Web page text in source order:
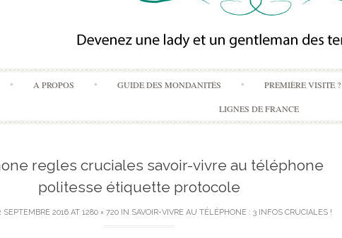
Skip
to
content
A PROPOS GUIDE DES MONDANITÉS PREMIÈRE VISITE ?
LIGNES DE FRANCE
regles cruciales savoir-vivre au téléphone
politesse étiquette protocole
SEPTEMBRE 2016AT 1280 × 720IN SAVOIR-VIVRE AU TÉLÉPHONE : 3 INFOS CRUCIALES !